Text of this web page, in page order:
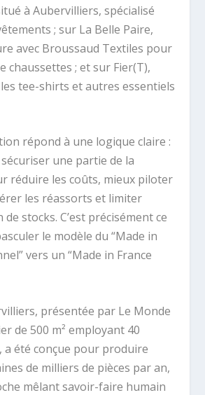
à Aubervilliers, spécialisé
; sur La Belle Paire,
avec Broussaud Textiles pour
chaussettes ; et sur Fier(T),
tee-shirts et autres essentiels
répond à une logique claire :
une partie de la
réduire les coûts, mieux piloter
les réassorts et limiter
de stocks. C’est précisément ce
le modèle du “Made in
vers un “Made in France
présentée par Le Monde
de 500 m² employant 40
a été conçue pour produire
de milliers de pièces par an,
mêlant savoir-faire humain